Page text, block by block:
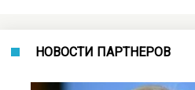
НОВОСТИ ПАРТНЕРОВ